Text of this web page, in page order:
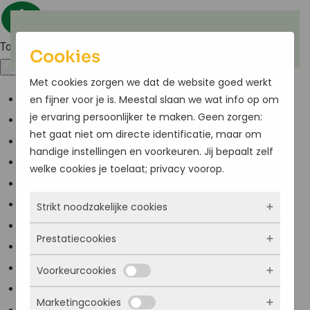
Toegankelijkheid
Kleuren omkeren
Monochroom
Donker contrast
Licht contrast
Hoge kleur verzadiging
Links markeren
Scherm lezer
Lees modus
Cookies
Met cookies zorgen we dat de website goed werkt
en fijner voor je is. Meestal slaan we wat info op om
je ervaring persoonlijker te maken. Geen zorgen:
het gaat niet om directe identificatie, maar om
handige instellingen en voorkeuren. Jij bepaalt zelf
welke cookies je toelaat; privacy voorop.
Strikt noodzakelijke cookies
Deze cookies zorgen ervoor dat de website
überhaupt werkt. Ze zijn dus altijd actief en
kunnen niet worden uitgezet. Meestal worden
ze alleen geplaatst als jij iets doet, zoals
Prestatiecookies
Met deze cookies zien we hoe vaak onze site
bezocht wordt, waar bezoekers vandaan
Voorkeurcookies
Marketingcookies